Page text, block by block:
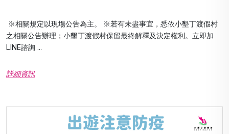
※相關規定以現場公告為主。 ※若有未盡事宜，悉依小墾丁渡假村
之相關公告辦理；小墾丁渡假村保留最終解釋及決定權利。立即加
LINE諮詢 ...
詳細資訊